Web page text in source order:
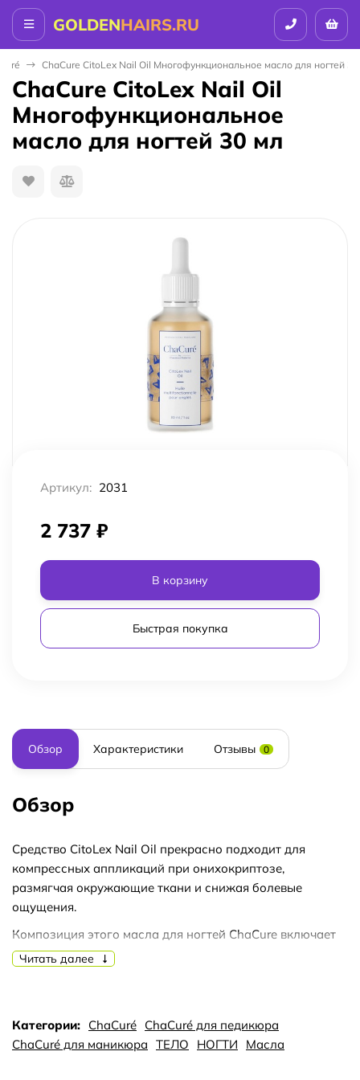
GOLDENHAIRS.RU
ChaCure CitoLex Nail Oil Многофункциональное масло для ногтей
ChaCure CitoLex Nail Oil
Многофункциональное
масло для ногтей 30 мл
Артикул: 2031
2 737 ₽
В корзину
Быстрая покупка
Обзор Характеристики Отзывы 0
Обзор
Средство CitoLex Nail Oil прекрасно подходит для
компрессных аппликаций при онихокриптозе,
размягчая окружающие ткани и снижая болевые
ощущения.
Композиция этого масла для ногтей ChaCure включает
мощный синергетический комплекс растительных
масло, розмариновую настойку, натуральный кумарин и
касторовое масло.
Читать далее
Категории: ChaCuré ChaСuré для педикюра
ChaСuré для маникюра ТЕЛО НОГТИ Масла